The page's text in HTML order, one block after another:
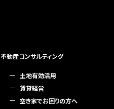
不動産コンサルティング
土地有効活用
賃貸経営
空き家でお困りの方へ